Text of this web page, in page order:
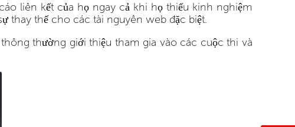
liên kết của họ ngay cả khi họ thiếu kinh nghiệm
thay thế cho các tài nguyên web đặc biệt.
thường giới thiệu tham gia vào các cuộc thi và